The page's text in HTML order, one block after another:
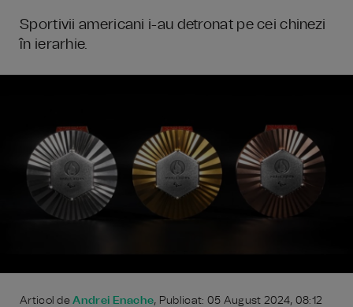
Sportivii americani i-au detronat pe cei chinezi
în ierarhie.
Articol deAndrei Enache, Publicat: 05 August 2024, 08:12